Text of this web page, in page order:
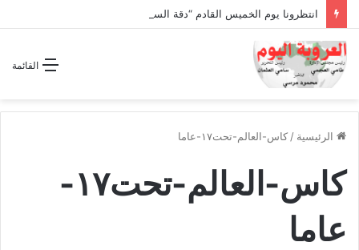
القائمة
الرئيسية / كاس-العالم-تحت١٧-عاما
كاس-العالم-تحت١٧-
عاما